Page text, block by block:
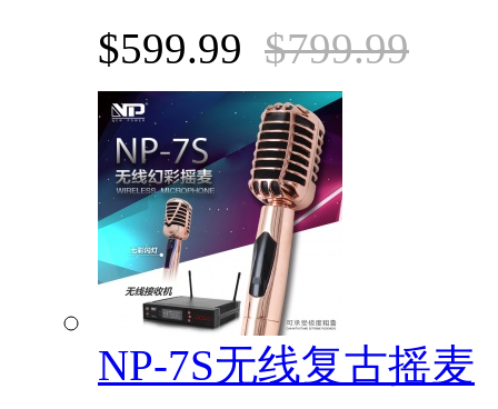
$599.99 $799.99
NP-7S无线复古摇麦